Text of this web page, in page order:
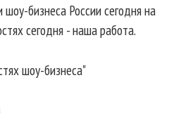
бизнеса России сегодня на
сегодня - наша работа.
шоу-бизнеса"